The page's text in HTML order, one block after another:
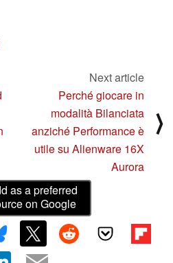
Next article
Perché giocare in
modalità Bilanciata
anziché Performance è
utile su Alienware 16X
Aurora
⟩
as a preferred
on Google